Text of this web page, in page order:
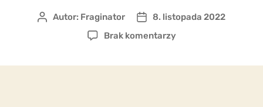
AutorAutor: Fraginator
Data
wpisu
8. listopada 2022
Brak komentarzydo